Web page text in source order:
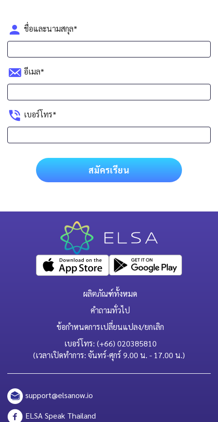
ชื่อและนามสกุล*
อีเมล*
เบอร์โทร*
สมัครเรียน
ผลิตภัณฑ์ทั้งหมด
คำถามทั่วไป
ข้อกำหนดการเปลี่ยนแปลง/ยกเลิก
เบอร์โทร: (+66) 020385810
(เวลาเปิดทำการ: จันทร์-ศุกร์ 9.00 น. - 17.00 น.)
support@elsanow.io
ELSA Speak Thailand